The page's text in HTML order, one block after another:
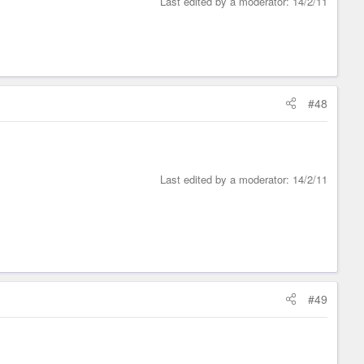
#48
Last edited by a moderator: 14/2/11
#49